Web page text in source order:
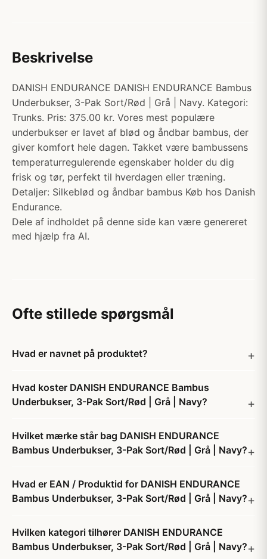
Beskrivelse
DANISH ENDURANCE DANISH ENDURANCE Bambus
Underbukser, 3-Pak Sort/Rød | Grå | Navy. Kategori:
Trunks. Pris: 375.00 kr. Vores mest populære
underbukser er lavet af blød og åndbar bambus, der
giver komfort hele dagen. Takket være bambussens
temperaturregulerende egenskaber holder du dig
frisk og tør, perfekt til hverdagen eller træning.
Detaljer: Silkeblød og åndbar bambus Køb hos Danish
Endurance.
Dele af indholdet på denne side kan være genereret
med hjælp fra AI.
Ofte stillede spørgsmål
Hvad er navnet på produktet?
Hvad koster DANISH ENDURANCE Bambus
Underbukser, 3-Pak Sort/Rød | Grå | Navy?
Hvilket mærke står bag DANISH ENDURANCE
Bambus Underbukser, 3-Pak Sort/Rød | Grå | Navy?
Hvad er EAN / Produktid for DANISH ENDURANCE
Bambus Underbukser, 3-Pak Sort/Rød | Grå | Navy?
Hvilken kategori tilhører DANISH ENDURANCE
Bambus Underbukser, 3-Pak Sort/Rød | Grå | Navy?